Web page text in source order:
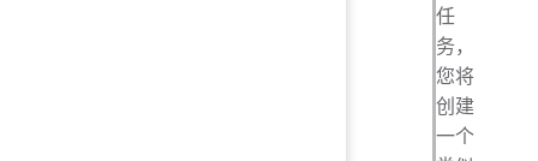
任
务，
您将
创建
一个